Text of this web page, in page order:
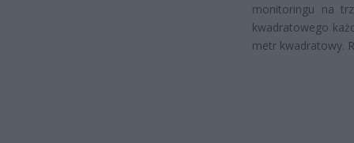
monitoringu na
kwadratowego
metr kwadratowy.